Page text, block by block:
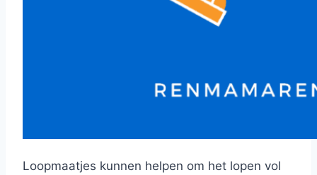
Loopmaatjes kunnen helpen om het lopen vol